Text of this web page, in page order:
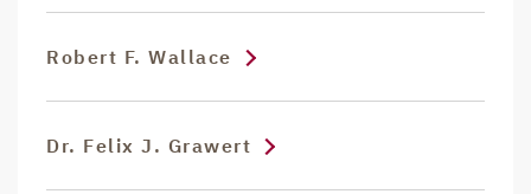
Robert F. Wallace
Dr. Felix J. Grawert